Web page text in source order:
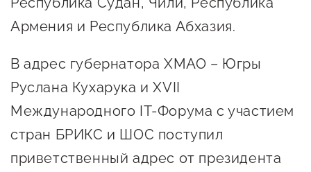
Образовательная поддержка
инновационно-
технологического
предпринимательства
Поддержка социальных
предпринимателей
Армения и Республика Абхазия.
В адрес губернатора ХМАО – Югры
Руслана Кухарука и XVII
Международного IT-Форума с участием
стран БРИКС и ШОС поступил
приветственный адрес от президента